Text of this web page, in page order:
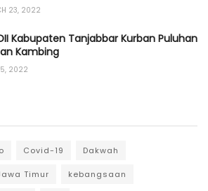
23, 2022
Kabupaten Tanjabbar Kurban Puluhan
Kambing
2022
Covid-19 Dakwah
Timur kebangsaan